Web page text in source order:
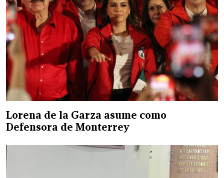
Lorena de la Garza asume como
Defensora de Monterrey